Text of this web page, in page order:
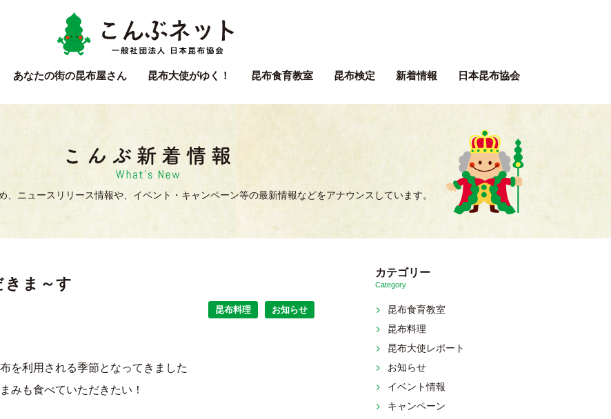
あなたの街の昆布屋さん 昆布大使がゆく！ 昆布食育教室 昆布検定 新着情報 日本昆布協会
、ニュースリリース情報や、イベント・キャンペーン等の最新情報などをアナウンスしています。
ま～す
昆布料理 お知らせ
を利用される季節となってきました
みも食べていただきたい！
カテゴリー
Category
昆布食育教室
昆布料理
昆布大使レポート
お知らせ
イベント情報
キャンペーン